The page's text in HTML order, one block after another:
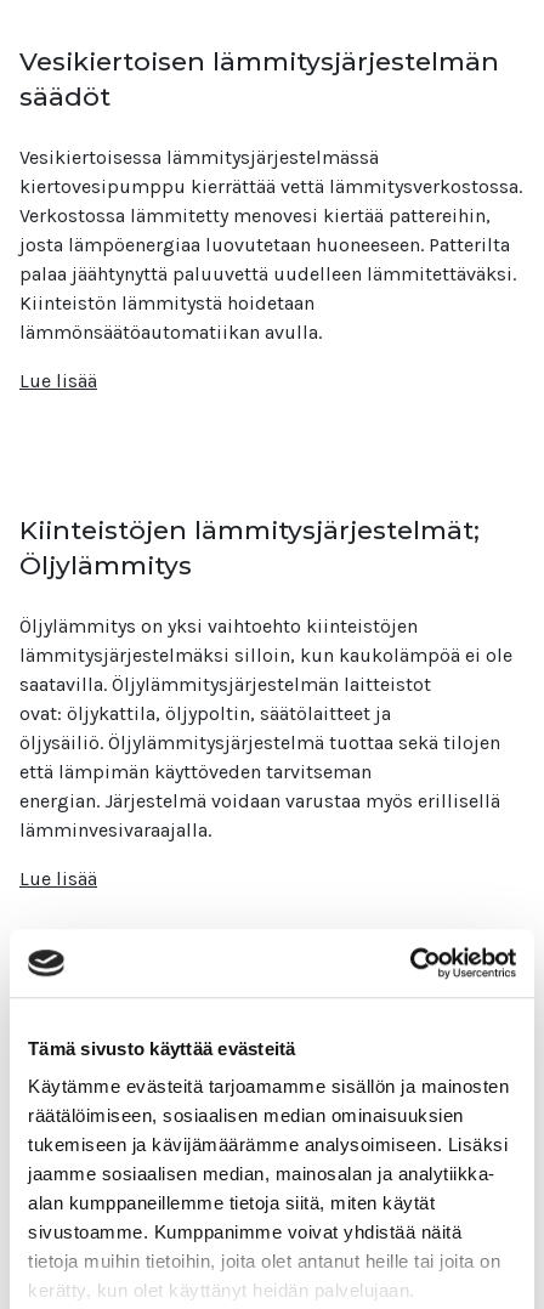
Tämä sivusto käyttää evästeitä
Käytämme evästeitä tarjoamamme sisällön ja mainosten
räätälöimiseen, sosiaalisen median ominaisuuksien
tukemiseen ja kävijämäärämme analysoimiseen. Lisäksi
jaamme sosiaalisen median, mainosalan ja analytiikka-
alan kumppaneillemme tietoja siitä, miten käytät
sivustoamme. Kumppanimme voivat yhdistää näitä
tietoja muihin tietoihin, joita olet antanut heille tai joita on
kerätty, kun olet käyttänyt heidän palvelujaan.
Vesikiertoisen lämmitysjärjestelmän
säädöt
Vesikiertoisessa lämmitysjärjestelmässä
kiertovesipumppu kierrättää vettä lämmitysverkostossa.
Verkostossa lämmitetty menovesi kiertää pattereihin,
josta lämpöenergiaa luovutetaan huoneeseen. Patterilta
palaa jäähtynyttä paluuvettä uudelleen lämmitettäväksi.
Kiinteistön lämmitystä hoidetaan
lämmönsäätöautomatiikan avulla.
Lue lisää
Kiinteistöjen lämmitysjärjestelmät;
Öljylämmitys
Öljylämmitys on yksi vaihtoehto kiinteistöjen
lämmitysjärjestelmäksi silloin, kun kaukolämpöä ei ole
saatavilla. Öljylämmitysjärjestelmän laitteistot
ovat: öljykattila, öljypoltin, säätölaitteet ja
öljysäiliö. Öljylämmitysjärjestelmä tuottaa sekä tilojen
että lämpimän käyttöveden tarvitseman
energian. Järjestelmä voidaan varustaa myös erillisellä
lämminvesivaraajalla.
Lue lisää
Eniten energiaa kuluu kiinteistöissä
juuri lämmittämiseen. Siihen kuluu noin puolet
kiinteistön käyttämästä energiasta. Se tarkoittaa sitä,
että siinä voidaan myös tehdä vaikuttavia
energiatehokkuustoimia.
Lue lisää